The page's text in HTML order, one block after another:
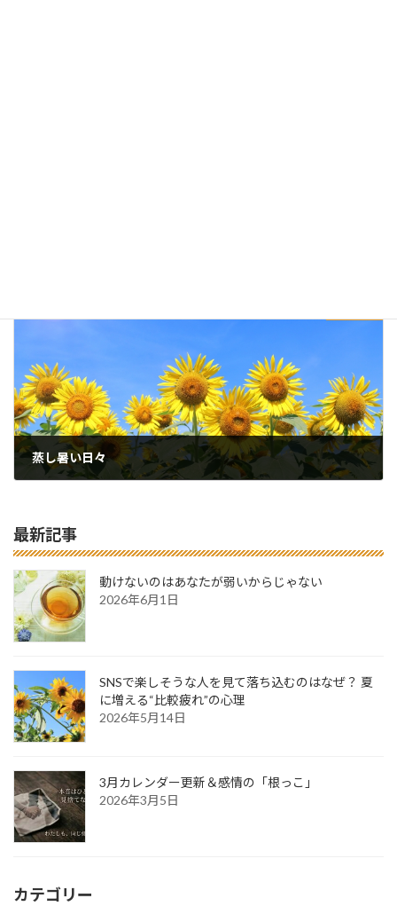
蒸し暑い日々
最新記事
動けないのはあなたが弱いからじゃない
2026年6月1日
SNSで楽しそうな人を見て落ち込むのはなぜ？ 夏
に増える“比較疲れ”の心理
2026年5月14日
3月カレンダー更新＆感情の「根っこ」
2026年3月5日
カテゴリー